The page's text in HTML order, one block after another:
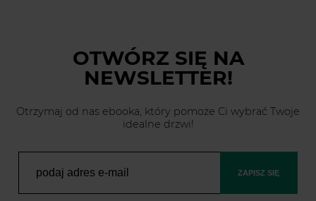
OTWÓRZ SIĘ NA
NEWSLETTER!
Otrzymaj od nas ebooka, który pomoże Ci wybrać Twoje
idealne drzwi!
ZAPISZ SIĘ